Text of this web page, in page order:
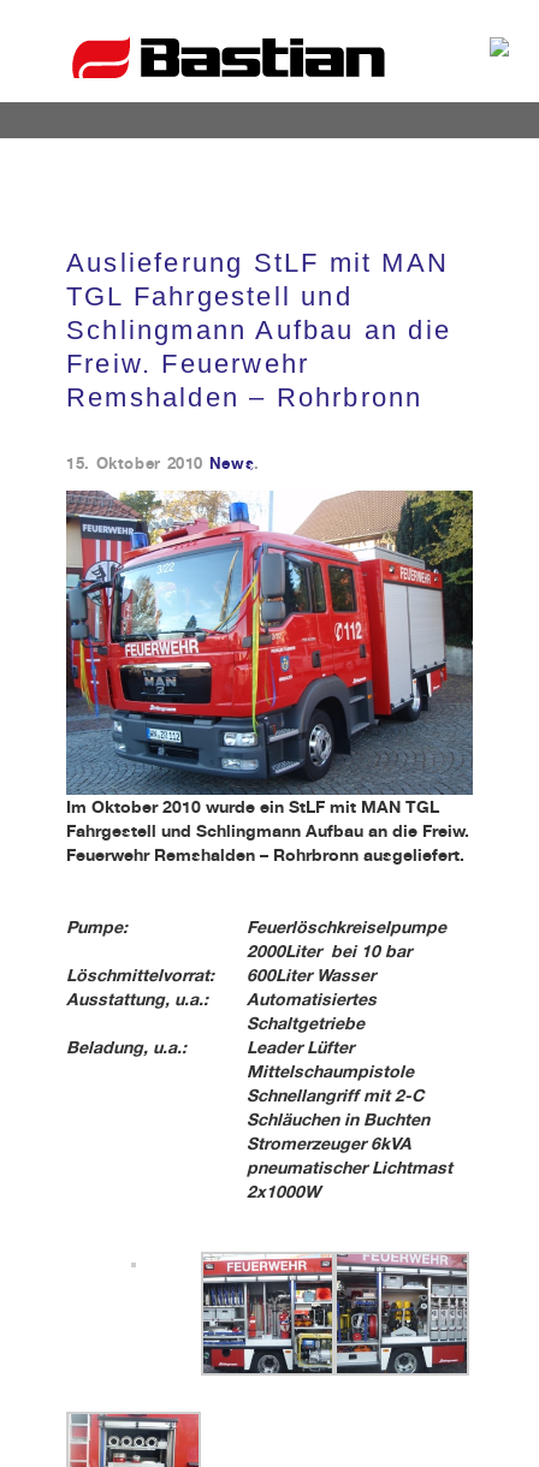
Ansprechpartner
News
Partner
Kundendienst
Kontakt
Auslieferung StLF mit MAN
TGL Fahrgestell und
Schlingmann Aufbau an die
Freiw. Feuerwehr
Remshalden – Rohrbronn
15. Oktober 2010 News.
Im Oktober 2010 wurde ein StLF mit MAN TGL
Fahrgestell und Schlingmann Aufbau an die Freiw.
Feuerwehr Remshalden – Rohrbronn ausgeliefert.
Pumpe:
Feuerlöschkreiselpumpe
2000Liter bei 10 bar
Löschmittelvorrat:
600Liter Wasser
Ausstattung, u.a.:
Automatisiertes
Schaltgetriebe
Beladung, u.a.:
Leader Lüfter
Mittelschaumpistole
Schnellangriff mit 2-C
Schläuchen in Buchten
Stromerzeuger 6kVA
pneumatischer Lichtmast
2x1000W